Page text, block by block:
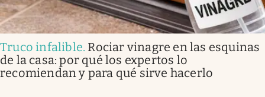
Truco infalible. Rociar vinagre en las esquinas
de la casa: por qué los expertos lo
recomiendan y para qué sirve hacerlo